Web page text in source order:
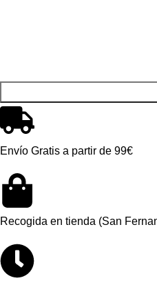
Envío Gratis a partir de 99€
Recogida en tienda (San